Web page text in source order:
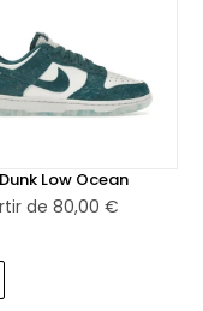
Low Ocean
de 80,00 €